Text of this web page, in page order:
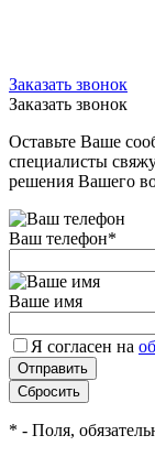
Заказать звонок
Заказать звонок
Оставьте Ваше
специалисты
решения Вашего
Ваш телефон*
Ваше имя
Я согласен на
* - Поля,